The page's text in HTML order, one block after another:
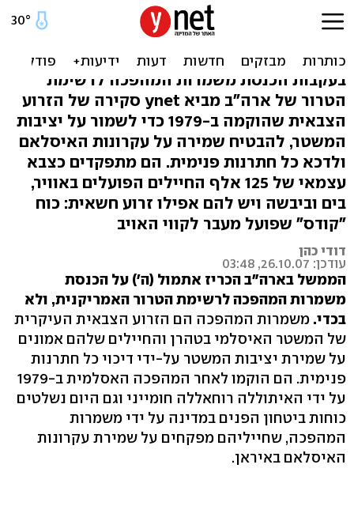
כל מה שרצית לדעת על
משמרות המהפכה באיראן
בעקבות הכנסת משמרות המהפכה לרשימת
הטרור של ארה"ב מביא ynet סקירה של הזרוע
הצבאית שהוקמה ב-1979 כדי לשמור על יציבות
המשטר, להבטיח שמירה על עקרונות האיסלאם
ולדכא כל חתרנות פנימית. הם מתפקדים כצבא
עצמאי של 125 אלף החיילים הפועלים באוויר,
בים וביבשה ויש להם אפילו זרוע חשאית: כוח
"קודס" שפועל מעבר לקווי האויב
דודי כהן
עודכן: 26.10.07, 03:48
הממשל בארה"ב הכריז אתמול (ה') על הכנסת
משמרות המהפכה לרשימת הטרור האמריקנית, ולא
בכדי. משמרות המהפכה הם הזרוע הצבאית העיקרית
של המשטר האיסלמי בטהרן והחיילים שלהם אמונים
על שמירת יציבות המשטר על-ידי דיכוי כל חתרנות
פנימית. הם הוקמו לאחר המהפכה האסלמית ב-1979
על ידי האיתוללה רוחאללה חומייני וגם היום נשלטים
כוחות ביטחון הפנים במדינה על ידי משמרות
המהפכה, שחייליהם מפקחים על שמירת עקרונות
האיסלאם באיראן.